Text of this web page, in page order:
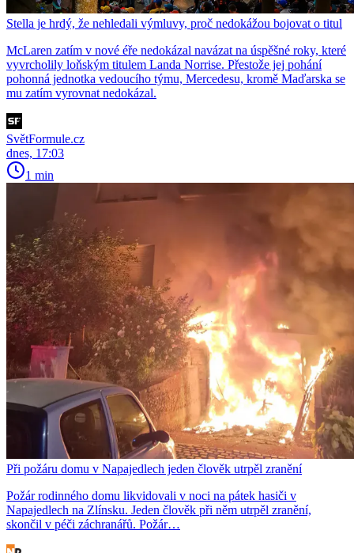
Stella je hrdý, že nehledali výmluvy, proč nedokážou bojovat o titul
McLaren zatím v nové éře nedokázal navázat na úspěšné roky, které
vyvrcholily loňským titulem Landa Norrise. Přestože jej pohání
pohonná jednotka vedoucího týmu, Mercedesu, kromě Maďarska se
mu zatím vyrovnat nedokázal.
SvětFormule.cz
dnes, 17:03
1 min
Při požáru domu v Napajedlech jeden člověk utrpěl zranění
Požár rodinného domu likvidovali v noci na pátek hasiči v
Napajedlech na Zlínsku. Jeden člověk při něm utrpěl zranění,
skončil v péči záchranářů. Požár…